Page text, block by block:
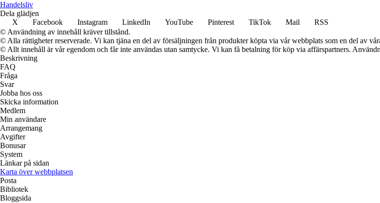
Handelsliv
Dela glädjen
X
Facebook Instagram LinkedIn YouTube Pinterest TikTok Mail
RSS
© Användning av innehåll kräver tillstånd.
© Alla rättigheter reserverade. Vi kan tjäna en del av försäljningen från produkter köpta via vår webbplats som en del av
© Allt innehåll är vår egendom och får inte användas utan samtycke. Vi kan få betalning för köp via affärspartners.
Beskrivning
FAQ
Fråga
Svar
Jobba hos oss
Skicka information
Medlem
Min användare
Arrangemang
Avgifter
Bonusar
System
Länkar på sidan
Karta över webbplatsen
Posta
Bibliotek
Bloggsida